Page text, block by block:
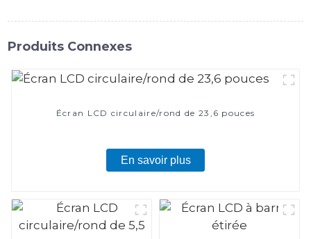
Produits Connexes
Écran LCD circulaire/rond de 23,6 pouces
En savoir plus